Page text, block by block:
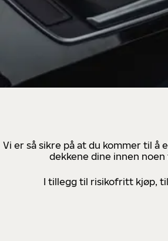
Vi er så sikre på at du kommer til
dekkene dine innen
I tillegg til risikofritt kjøp,